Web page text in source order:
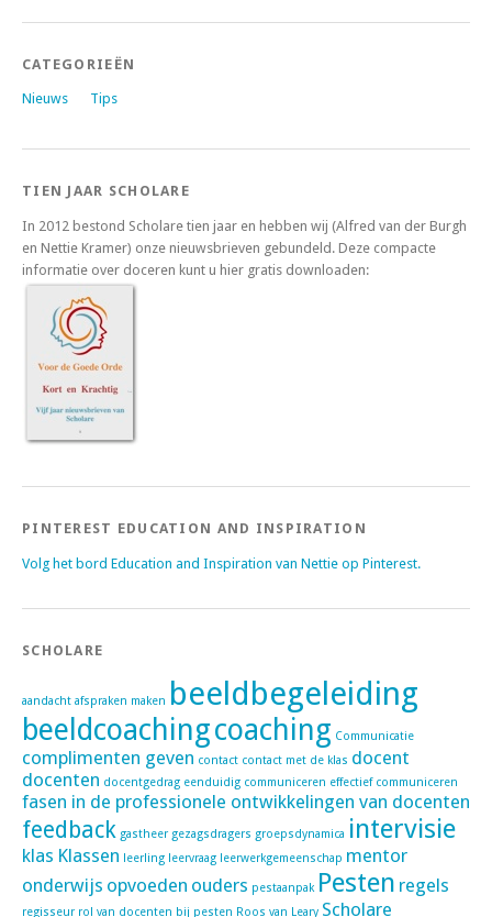
CATEGORIEËN
Nieuws Tips
TIEN JAAR SCHOLARE
In 2012 bestond Scholare tien jaar en hebben wij (Alfred van der Burgh
en Nettie Kramer) onze nieuwsbrieven gebundeld. Deze compacte
informatie over doceren kunt u hier gratis downloaden:
PINTEREST EDUCATION AND INSPIRATION
Volg het bord Education and Inspiration van Nettie op Pinterest.
SCHOLARE
aandacht afspraken maken beeldbegeleiding
beeldcoachingcoaching Communicatie
complimenten geven contact contact met de klas docent
docenten docentgedrag eenduidig communiceren effectief communiceren
fasen in de professionele ontwikkelingen van docenten
feedback gastheer gezagsdragers groepsdynamica intervisie
klas Klassen leerling leervraag leerwerkgemeenschap mentor
onderwijs opvoeden ouders pestaanpak Pesten regels
regisseur rol van docenten bij pesten Roos van Leary Scholare